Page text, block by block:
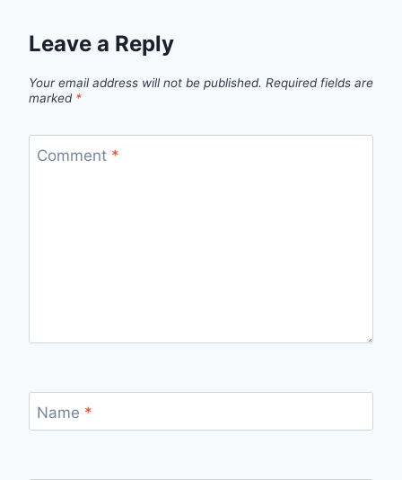
Leave a Reply
Your email address will not be published. Required fields are
marked *
Comment *
Name *